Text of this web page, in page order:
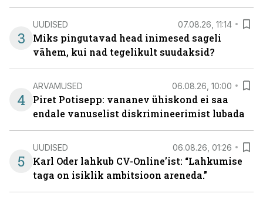
3
UUDISED 07.08.26, 11:14
Miks pingutavad head inimesed sageli
vähem, kui nad tegelikult suudaksid?
4
ARVAMUSED 06.08.26, 10:00
Piret Potisepp: vananev ühiskond ei saa
endale vanuselist diskrimineerimist lubada
5
UUDISED 06.08.26, 01:26
Karl Oder lahkub CV-Online’ist: “Lahkumise
taga on isiklik ambitsioon areneda.”